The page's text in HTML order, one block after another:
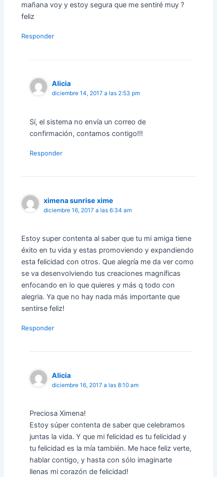
mañana voy y estoy segura que me sentiré muy ?
feliz
Responder
Alicia
diciembre 14, 2017 a las 2:53 pm
Sí, el sistema no envía un correo de
confirmación, contamos contigo!!!
Responder
ximena sunrise xime
diciembre 16, 2017 a las 6:34 am
Estoy super contenta al saber que tu mi amiga tiene
éxito en tu vida y estas promoviendo y expandiendo
esta felicidad con otros. Que alegría me da ver como
se va desenvolviendo tus creaciones magníficas
enfocando en lo que quieres y más q todo con
alegria. Ya que no hay nada más importante que
sentirse feliz!
Responder
Alicia
diciembre 16, 2017 a las 8:10 am
Preciosa Ximena!
Estoy súper contenta de saber que celebramos
juntas la vida. Y que mi felicidad es tu felicidad y
tu felicidad es la mía también. Me hace feliz verte,
hablar contigo, y hasta con sólo imaginarte
llenas mi corazón de felicidad!